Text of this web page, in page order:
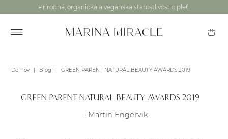
Prírodná, organická a vegánska starostlivosť o pleť.
Domov | Blog | GREEN PARENT NATURAL BEAUTY AWARDS 2019
GREEN PARENT NATURAL BEAUTY AWARDS 2019
– Martin Engervik